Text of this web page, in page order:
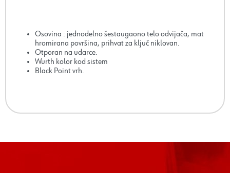
Osovina : jednodelno šestaugaono telo odvijača, mat
hromirana površina, prihvat za ključ niklovan.
Otporan na udarce.
Wurth kolor kod sistem
Black Point vrh.